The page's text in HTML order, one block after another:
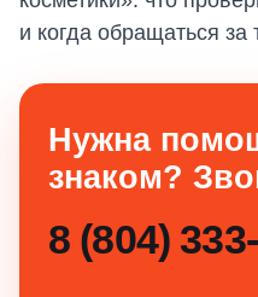
и когда обращаться за
Нужна
знаком?
8 (804)